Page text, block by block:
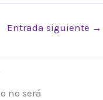
Entrada siguiente →
no será